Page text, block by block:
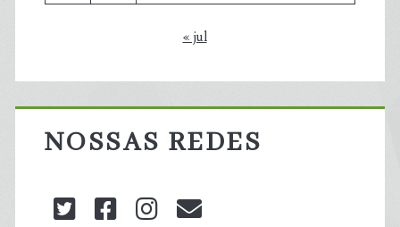
« jul
NOSSAS REDES
twitterfacebookinstagram